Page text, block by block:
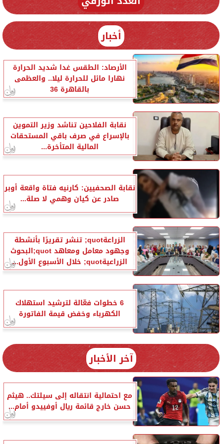
أخبار
الأرصاد: الطقس غدا شديد الحرارة
نهارا مائل للحرارة ليلا.. والعظمى
بالقاهرة 36
نقابة الفلاحين تناشد وزير التموين
بالإسراع في صرف باقي المستحقات
المالية المتأخرة...
نقابة الصحفيين: كارنيه فتاة واقعة أوبر
صادر عن كيان وهمي لا صلة...
الزراعةquot; تنشر تقريرًا بأنشطة
وجهود معامل ومعاهد quot;البحوث
الزراعيةquot; خلال الأسبوع الأول...
6 خطوات فعّالة لترشيد استهلاك
الكهرباء وخفض قيمة الفاتورة
آخر الأخبار
مع احتمالية انتقاله إلى سيلتك.. هيثم
حسن خارج قائمة ريال أوفييدو أمام...